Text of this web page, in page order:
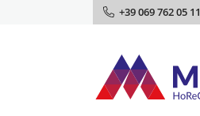
+39 069 762 05 11